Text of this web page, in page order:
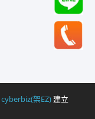
cyberbiz(架EZ)建立